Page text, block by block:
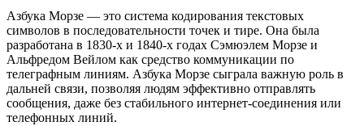
Азбука Морзе — это система кодирования текстовых
символов в последовательности точек и тире. Она была
разработана в 1830-х и 1840-х годах Сэмюэлем Морзе и
Альфредом Вейлом как средство коммуникации по
телеграфным линиям. Азбука Морзе сыграла важную роль в
дальней связи, позволяя людям эффективно отправлять
сообщения, даже без стабильного интернет-соединения или
телефонных линий.